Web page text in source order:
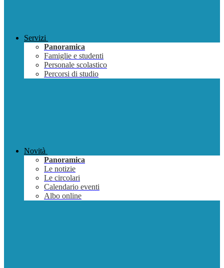
Servizi
Panoramica
Famiglie e studenti
Personale scolastico
Percorsi di studio
Novità
Panoramica
Le notizie
Le circolari
Calendario eventi
Albo online